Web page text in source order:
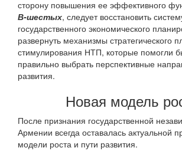
сторону повышения ее эффективного
В-шестых, следует восстановить
государственного экономического
развернуть механизмы стратегического
стимулирования НТП, которые помогли
правильно выбрать перспективные
развития.
Новая модель
После признания государственной
Армении всегда оставалась актуальной
модели роста и пути развития.